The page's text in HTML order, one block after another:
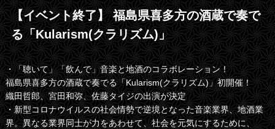
【イベント終了】 福島県喜多方の酒蔵で奏で
る「Kularism(クラリズム)」
・「聴いて」「飲んで」音楽と地酒のコラボレーション！
福島県喜多方の酒蔵で奏でる「Kularism(クラリズム)」初開催！
織田哲郎、宮田和弥、佐藤タイジの出演が決定
・新型コロナウイルスの社会情勢で逆境となった音楽業界、地酒業
界。異なる業界同士が力をあわせて、社会を元気にするために、